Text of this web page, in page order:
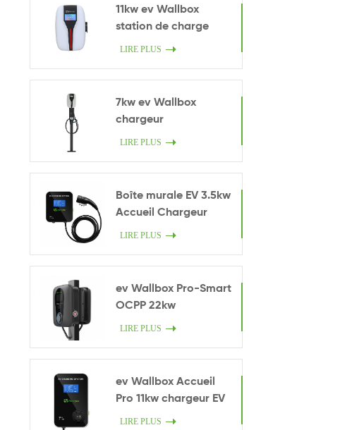
11kw ev Wallbox
station de charge
LIRE PLUS
7kw ev Wallbox
chargeur
LIRE PLUS
Boîte murale EV 3.5kw
Accueil Chargeur
intelligent
LIRE PLUS
ev Wallbox Pro-Smart
OCPP 22kw
LIRE PLUS
ev Wallbox Accueil
Pro 11kw chargeur EV
LIRE PLUS